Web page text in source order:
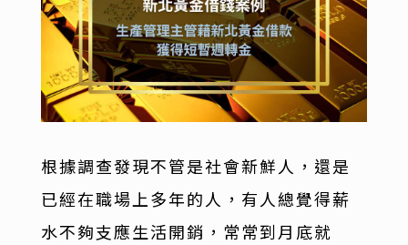
根據調查發現不管是社會新鮮人，還是
已經在職場上多年的人，有人總覺得薪
水不夠支應生活開銷，常常到月底就